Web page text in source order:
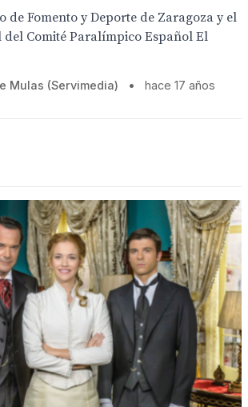
de Fomento y Deporte de Zaragoza y el
del Comité Paralímpico Español El
Mulas (Servimedia) • hace 17 años